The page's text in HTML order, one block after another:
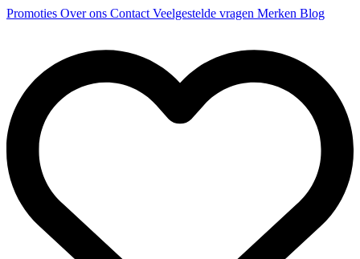
Promoties Over ons Contact Veelgestelde vragen Merken Blog